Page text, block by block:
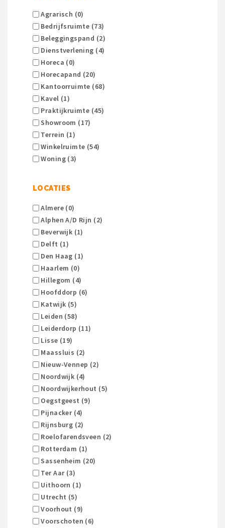
Agrarisch (0)
Bedrijfsruimte (73)
Beleggingspand (2)
Dienstverlening (4)
Horeca (0)
Horecapand (20)
Kantoorruimte (68)
Kavel (1)
Praktijkruimte (45)
Showroom (17)
Terrein (1)
Winkelruimte (54)
Woning (3)
LOCATIES
Almere (0)
Alphen A/d Rijn (2)
Beverwijk (1)
Delft (1)
Den Haag (1)
Haarlem (0)
Hillegom (4)
Hoofddorp (6)
Katwijk (5)
Leiden (58)
Leiderdorp (11)
Lisse (19)
Maassluis (2)
Nieuw-Vennep (2)
Noordwijk (4)
Noordwijkerhout (5)
Oegstgeest (9)
Pijnacker (4)
Rijnsburg (2)
Roelofarendsveen (2)
Rotterdam (1)
Sassenheim (20)
Ter Aar (3)
Uithoorn (1)
Utrecht (5)
Voorhout (9)
Voorschoten (6)